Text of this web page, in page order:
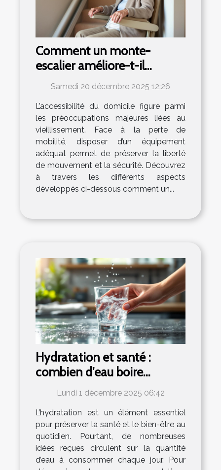
Comment un monte-
escalier améliore-t-il
l'autonomie des seniors ?
Samedi 20 décembre 2025 12:26
L’accessibilité du domicile figure parmi
les préoccupations majeures liées au
vieillissement. Face à la perte de
mobilité, disposer d’un équipement
adéquat permet de préserver la liberté
de mouvement et la sécurité. Découvrez
à travers les différents aspects
développés ci-dessous comment un...
Hydratation et santé :
combien d'eau boire
vraiment par jour ?
Lundi 1 décembre 2025 06:42
L’hydratation est un élément essentiel
pour préserver la santé et le bien-être au
quotidien. Pourtant, de nombreuses
idées reçues circulent sur la quantité
d’eau à consommer chaque jour. Pour